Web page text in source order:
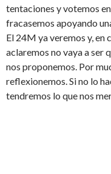
tentaciones y votemos
fracasemos apoyando
El 24M ya veremos y, en
aclaremos no vaya a ser
nos proponemos. Por
reflexionemos. Si no lo
tendremos lo que nos